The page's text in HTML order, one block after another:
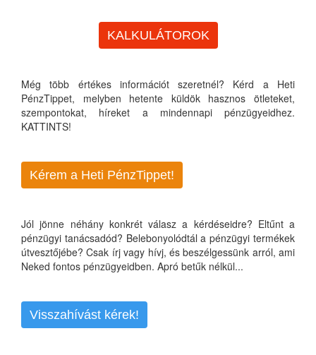
KALKULÁTOROK
Még több értékes információt szeretnél? Kérd a Heti
PénzTippet, melyben hetente küldök hasznos ötleteket,
szempontokat, híreket a mindennapi pénzügyeidhez.
KATTINTS!
Kérem a Heti PénzTippet!
Jól jönne néhány konkrét válasz a kérdéseidre? Eltűnt a
pénzügyi tanácsadód? Belebonyolódtál a pénzügyi termékek
útvesztőjébe? Csak írj vagy hívj, és beszélgessünk arról, ami
Neked fontos pénzügyeidben. Apró betűk nélkül...
Visszahívást kérek!